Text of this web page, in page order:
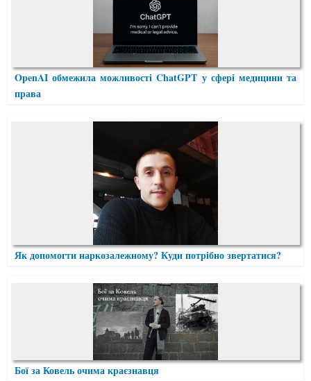
OpenAI обмежила можливості ChatGPT у сфері медицини та
права
Як допомогти наркозалежному? Куди потрібно звертатися?
Бої за Ковель очима краєзнавця